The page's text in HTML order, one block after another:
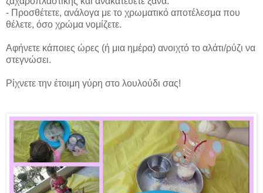
- Προσθέτετε, ανάλογα με το χρωματικό αποτέλεσμα που
θέλετε, όσο χρώμα νομίζετε.
Αφήνετε κάποιες ώρες (ή μια ημέρα) ανοιχτό το αλάτι/ρύζι να
στεγνώσει.
Ρίχνετε την έτοιμη γύρη στο λουλούδι σας!